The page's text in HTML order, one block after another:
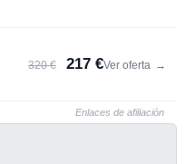
320 € 217 €Ver oferta →
Enlaces de afiliación